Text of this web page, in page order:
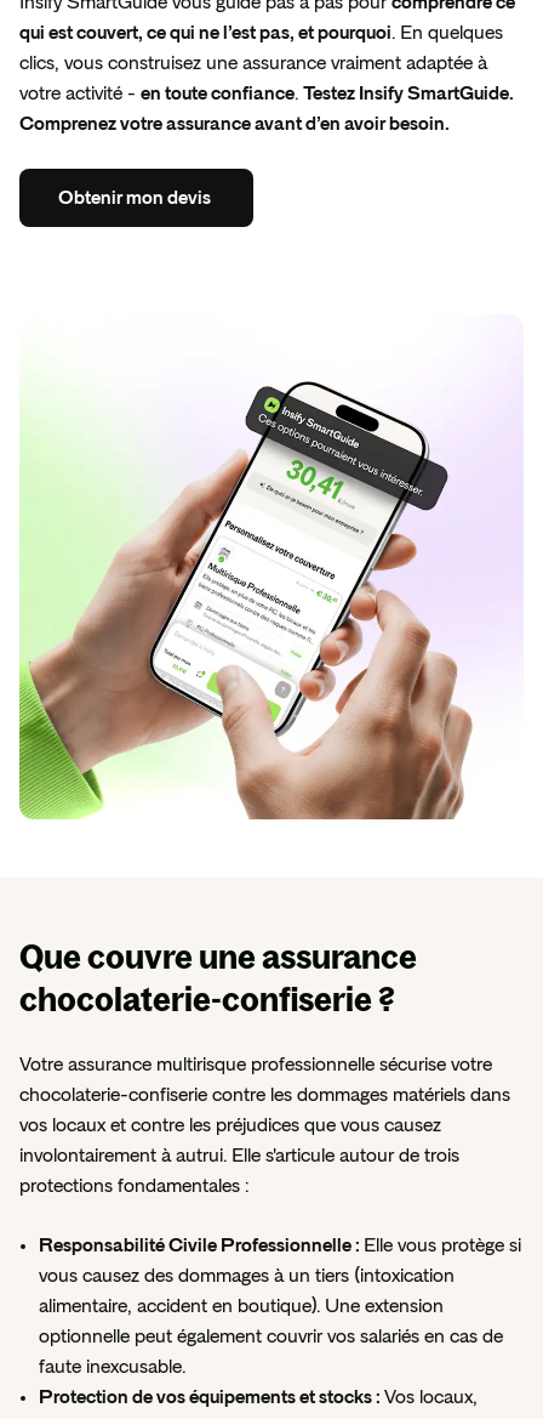
qui est couvert, ce qui ne l’est pas, et pourquoi. En quelques
clics, vous construisez une assurance vraiment adaptée à
votre activité - en toute confiance. Testez Insify SmartGuide.
Comprenez votre assurance avant d’en avoir besoin.
Obtenirmon devis
Que couvre une assurance
chocolaterie-confiserie ?
Votre assurance multirisque professionnelle sécurise votre
chocolaterie-confiserie contre les dommages matériels dans
vos locaux et contre les préjudices que vous causez
involontairement à autrui. Elle s'articule autour de trois
protections fondamentales :
Responsabilité Civile Professionnelle : Elle vous protège si
vous causez des dommages à un tiers (intoxication
alimentaire, accident en boutique). Une extension
optionnelle peut également couvrir vos salariés en cas de
faute inexcusable.
Protection de vos équipements et stocks : Vos locaux,